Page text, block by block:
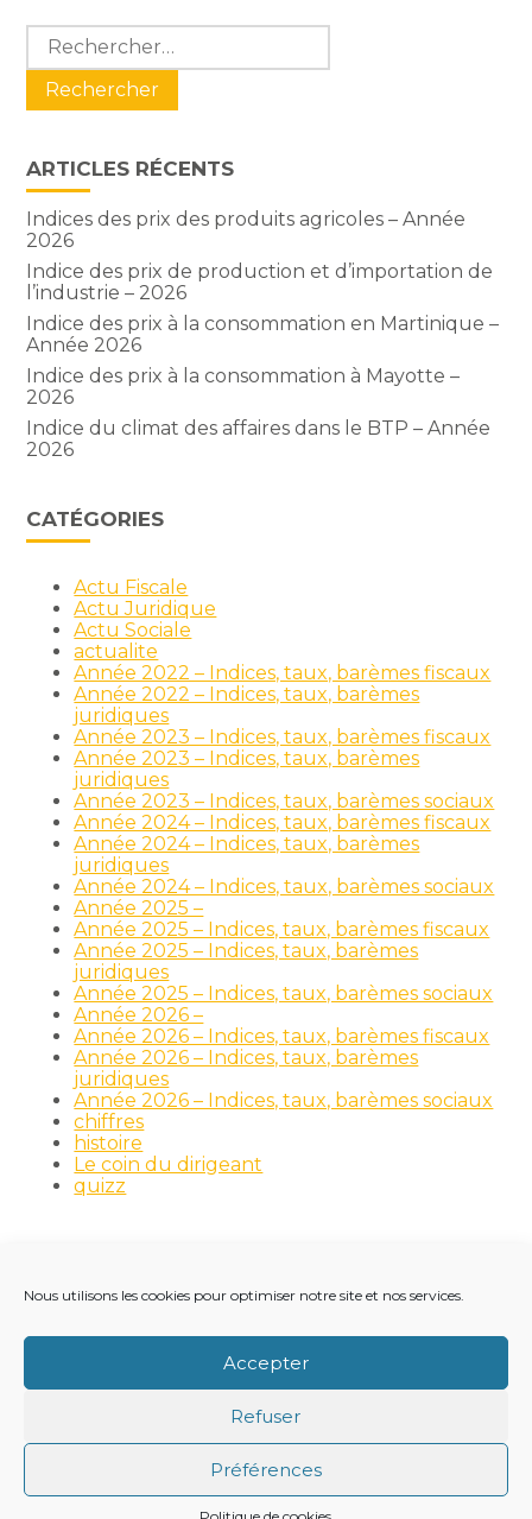
Nous utilisons les cookies pour optimiser notre site et nos services.
Accepter
Refuser
Préférences
Blog
sidebar
Rechercher :
ARTICLES RÉCENTS
Indices des prix des produits agricoles – Année
2026
Indice des prix de production et d’importation de
l’industrie – 2026
Indice des prix à la consommation en Martinique –
Année 2026
Indice des prix à la consommation à Mayotte –
2026
Indice du climat des affaires dans le BTP – Année
2026
CATÉGORIES
Actu Fiscale
Actu Juridique
Actu Sociale
actualite
Année 2022 – Indices, taux, barèmes fiscaux
Année 2022 – Indices, taux, barèmes
juridiques
Année 2023 – Indices, taux, barèmes fiscaux
Année 2023 – Indices, taux, barèmes
juridiques
Année 2023 – Indices, taux, barèmes sociaux
Année 2024 – Indices, taux, barèmes fiscaux
Année 2024 – Indices, taux, barèmes
juridiques
Année 2024 – Indices, taux, barèmes sociaux
Année 2025 –
Année 2025 – Indices, taux, barèmes fiscaux
Année 2025 – Indices, taux, barèmes
juridiques
Année 2025 – Indices, taux, barèmes sociaux
Année 2026 –
Année 2026 – Indices, taux, barèmes fiscaux
Année 2026 – Indices, taux, barèmes
juridiques
Année 2026 – Indices, taux, barèmes sociaux
chiffres
histoire
Le coin du dirigeant
quizz
Principale
RECRUTEMENT
NOTRE ACTUALITÉ
VIE DU CABINET
CONTACT
MENTIONS LÉGALES
CONCEPTION ET RÉALISATION CLASSE 7